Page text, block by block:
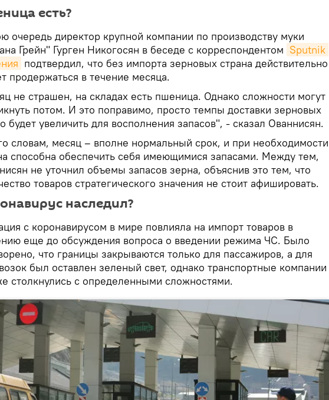
есть?
очередь директор крупной компании по производству муки
Грейн" Гурген Никогосян в беседе с корреспондентом Sputnik
подтвердил, что без импорта зерновых страна действительно
продержаться в течение месяца.
не страшен, на складах есть пшеница. Однако сложности могут
потом. И это поправимо, просто темпы доставки зерновых
будет увеличить для восполнения запасов", - сказал Ованнисян.
словам, месяц – вполне нормальный срок, и при необходимости
способна обеспечить себя имеющимися запасами. Между тем,
не уточнил объемы запасов зерна, объяснив это тем, что
товаров стратегического значения не стоит афишировать.
наследил?
с коронавирусом в мире повлияла на импорт товаров в
еще до обсуждения вопроса о введении режима ЧС. Было
что границы закрываются только для пассажиров, а для
был оставлен зеленый свет, однако транспортные компании
столкнулись с определенными сложностями.